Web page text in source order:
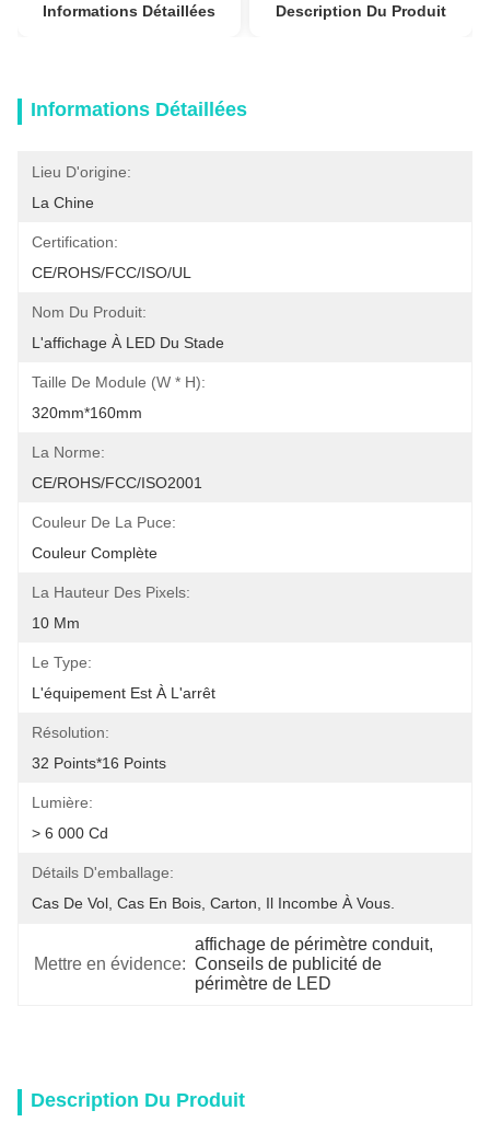
Informations Détaillées Description Du Produit
Informations Détaillées
Lieu D'origine:
La Chine
Certification:
CE/ROHS/FCC/ISO/UL
Nom Du Produit:
L'affichage À LED Du Stade
Taille De Module (W * H):
320mm*160mm
La Norme:
CE/ROHS/FCC/ISO2001
Couleur De La Puce:
Couleur Complète
La Hauteur Des Pixels:
10 Mm
Le Type:
L'équipement Est À L'arrêt
Résolution:
32 Points*16 Points
Lumière:
> 6 000 Cd
Détails D'emballage:
Cas De Vol, Cas En Bois, Carton, Il Incombe À Vous.
Mettre en évidence:
affichage de périmètre conduit,
Conseils de publicité de
périmètre de LED
Description Du Produit